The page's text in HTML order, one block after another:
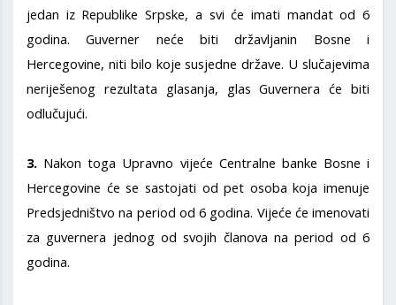
jedan iz Republike Srpske, a svi će imati mandat od 6
godina. Guverner neće biti državljanin Bosne i
Hercegovine, niti bilo koje susjedne države. U slučajevima
neriješenog rezultata glasanja, glas Guvernera će biti
odlučujući.
3. Nakon toga Upravno vijeće Centralne banke Bosne i
Hercegovine će se sastojati od pet osoba koja imenuje
Predsjedništvo na period od 6 godina. Vijeće će imenovati
za guvernera jednog od svojih članova na period od 6
godina.